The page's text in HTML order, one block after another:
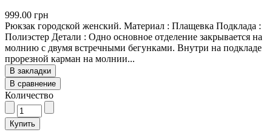
999.00 грн
Рюкзак городской женский. Материал : Плащевка Подклада :
Полиэстер Детали : Одно основное отделение закрывается на
молнию с двумя встречными бегунками. Внутри на подкладе
прорезной карман на молнии...
В закладки
В сравнение
Количество
Купить